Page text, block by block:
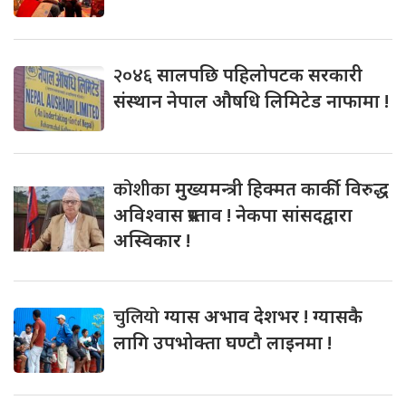
२०४६सालपछि पहिलोपटक सरकारी
संस्थान नेपाल औषधि लिमिटेड नाफामा !
कोशीकामुख्यमन्त्री हिक्मत कार्की विरुद्ध
अविश्वास प्रस्ताव ! नेकपा सांसदद्वारा
अस्विकार !
चुलियोग्यास अभाव देशभर ! ग्यासकै
लागि उपभोक्ता घण्टौ लाइनमा !